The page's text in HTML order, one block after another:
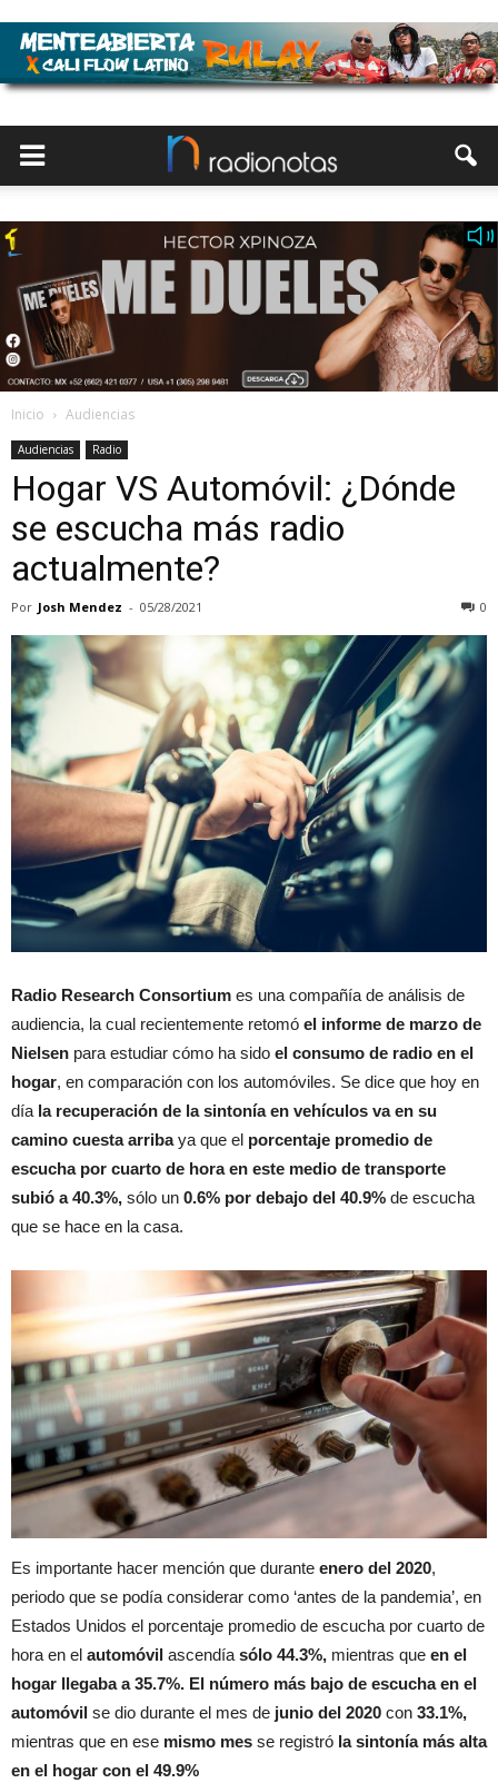
Inicio Audiencias
Audiencias Radio
Hogar VS Automóvil: ¿Dónde
se escucha más radio
actualmente?
Por Josh Mendez - 05/28/2021 0
Radio Research Consortium es una compañía de análisis de
audiencia, la cual recientemente retomó el informe de marzo de
Nielsen para estudiar cómo ha sido el consumo de radio en el
hogar, en comparación con los automóviles. Se dice que hoy en
día la recuperación de la sintonía en vehículos va en su
camino cuesta arribaya que el porcentaje promedio de
escucha por cuarto de hora en este medio de transporte
subió a 40.3%, sólo un 0.6% por debajo del 40.9% de escucha
que se hace en la casa.
Es importante hacer mención que durante enero del 2020,
periodo que se podía considerar como ‘antes de la pandemia’, en
Estados Unidos el porcentaje promedio de escucha por cuarto de
hora en el automóvil ascendíasólo 44.3%, mientras que en el
hogar llegaba a 35.7%. El número más bajo de escucha en el
automóvil se dio durante el mes de junio del 2020 con 33.1%,
mientras que en ese mismo mes se registró la sintonía más alta
en el hogar con el 49.9%